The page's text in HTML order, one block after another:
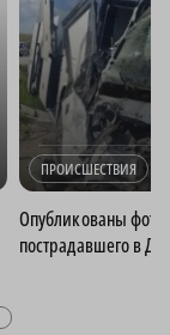
ПРОИСШЕСТВИЯ
Опубликованы фото
пострадавшего в